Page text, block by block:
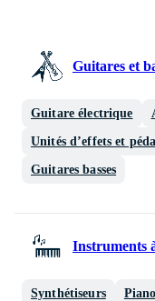
Guitares et
Guitare électrique
Unités d’effets et
Guitares basses
Instruments
Synthétiseurs